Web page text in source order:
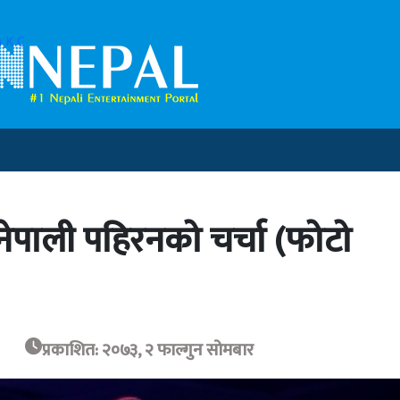
पहिरनको चर्चा (फोटो
प्रकाशित: २०७३, २ फाल्गुन सोमबार